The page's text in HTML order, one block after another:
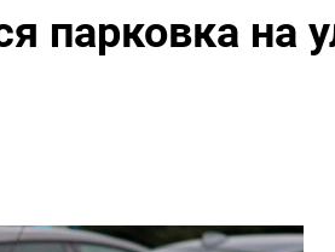
парковка на